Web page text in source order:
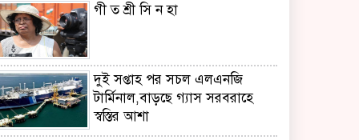
গী ত শ্রী সি ন হা
দুই সপ্তাহ পর সচল এলএনজি
টার্মিনাল,বাড়ছে গ্যাস সরবরাহে
স্বস্তির আশা